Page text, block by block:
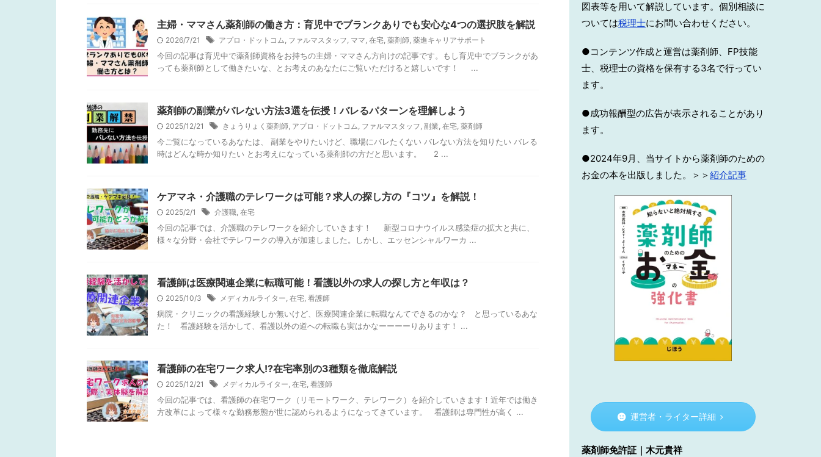
主婦・ママさん薬剤師の働き方：育児中でブランクありでも安心な4つの選択肢を解説
2026/7/21 アプロ・ドットコム, ファルマスタッフ, ママ, 在宅, 薬剤師, 薬進キャリアサポート
今回の記事は育児中で薬剤師資格をお持ちの主婦・ママさん方向けの記事です。もし育児中でブランクがあ
っても薬剤師として働きたいな、とお考えのあなたにご覧いただけると嬉しいです！ ...
薬剤師の副業がバレない方法3選を伝授！バレるパターンを理解しよう
2025/12/21 きょうりょく薬剤師, アプロ・ドットコム, ファルマスタッフ, 副業, 在宅, 薬剤師
今ご覧になっているあなたは、 副業をやりたいけど、職場にバレたくない バレない方法を知りたい バレる
時はどんな時か知りたい とお考えになっている薬剤師の方だと思います。 2 ...
ケアマネ・介護職のテレワークは可能？求人の探し方の『コツ』を解説！
2025/2/1 介護職, 在宅
今回の記事では、介護職のテレワークを紹介していきます！ 新型コロナウイルス感染症の拡大と共に、
様々な分野・会社でテレワークの導入が加速しました。しかし、エッセンシャルワーカ ...
看護師は医療関連企業に転職可能！看護以外の求人の探し方と年収は？
2025/10/3 メディカルライター, 在宅, 看護師
病院・クリニックの看護経験しか無いけど、医療関連企業に転職なんてできるのかな？ と思っているあな
た！ 看護経験を活かして、看護以外の道への転職も実はかなーーーーりあります！ ...
看護師の在宅ワーク求人!?在宅率別の3種類を徹底解説
2025/12/21 メディカルライター, 在宅, 看護師
今回の記事では、看護師の在宅ワーク（リモートワーク、テレワーク）を紹介していきます！近年では働き
方改革によって様々な勤務形態が世に認められるようになってきています。 看護師は専門性が高く ...
図表等を用いて解説しています。個別相談に
ついては税理士にお問い合わせください。
●コンテンツ作成と運営は薬剤師、FP技能
士、税理士の資格を保有する3名で行ってい
ます。
●成功報酬型の広告が表示されることがあり
ます。
●2024年9月、当サイトから薬剤師のための
お金の本を出版しました。＞＞ 紹介記事
運営者・ライター詳細
薬剤師免許証｜木元貴祥